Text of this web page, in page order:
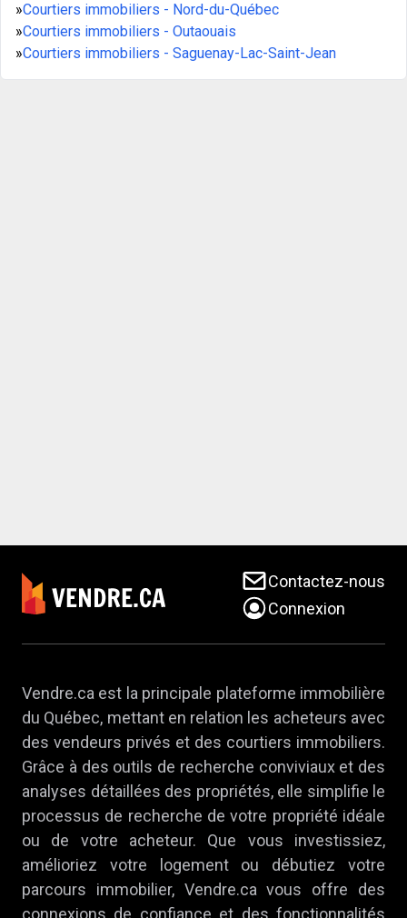
»Courtiers immobiliers - Nord-du-Québec
»Courtiers immobiliers - Outaouais
»Courtiers immobiliers - Saguenay-Lac-Saint-Jean
Contactez-nous
Connexion
Vendre.ca est la principale plateforme immobilière
du Québec, mettant en relation les acheteurs avec
des vendeurs privés et des courtiers immobiliers.
Grâce à des outils de recherche conviviaux et des
analyses détaillées des propriétés, elle simplifie le
processus de recherche de votre propriété idéale
ou de votre acheteur. Que vous investissiez,
amélioriez votre logement ou débutiez votre
parcours immobilier, Vendre.ca vous offre des
connexions de confiance et des fonctionnalités